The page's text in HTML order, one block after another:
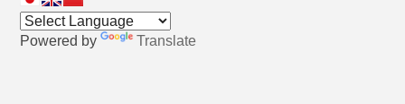
Powered by Translate